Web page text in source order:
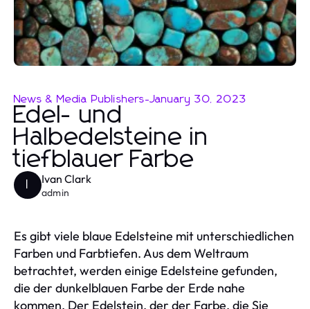
News & Media Publishers-January 30, 2023
Edel- und
Halbedelsteine in
tiefblauer Farbe
Ivan Clark
admin
Es gibt viele blaue Edelsteine mit unterschiedlichen
Farben und Farbtiefen. Aus dem Weltraum
betrachtet, werden einige Edelsteine gefunden,
die der dunkelblauen Farbe der Erde nahe
kommen. Der Edelstein, der der Farbe, die Sie